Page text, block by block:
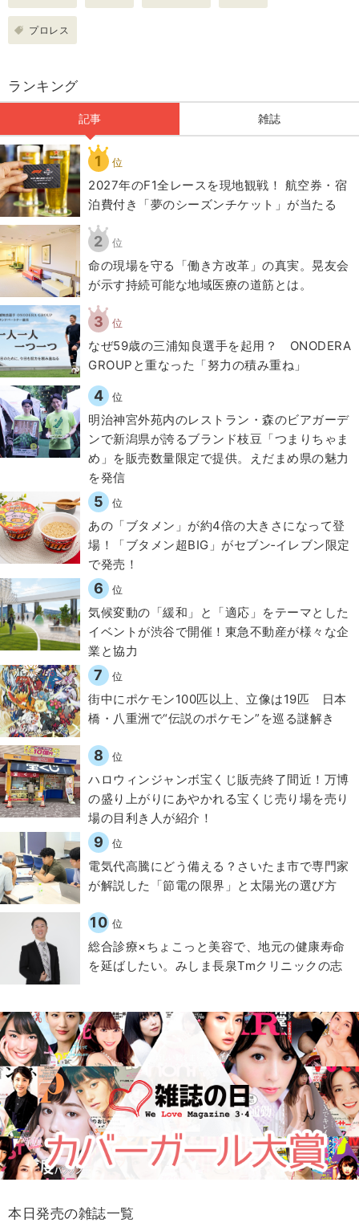
プロレス
ランキング
記事 雑誌
1 位
2027年のF1全レースを現地観戦！ 航空券・宿
泊費付き「夢のシーズンチケット」が当たる
2 位
​命の現場を守る「働き方改革」の真実。晃友会
が示す持続可能な地域医療の道筋とは。
3 位
なぜ59歳の三浦知良選手を起用？ ONODERA
GROUPと重なった「努力の積み重ね」
4 位
明治神宮外苑内のレストラン・森のビアガーデ
ンで新潟県が誇るブランド枝豆「つまりちゃま
め」を販売数量限定で提供。えだまめ県の魅力
を発信
5 位
あの「ブタメン」が約4倍の大きさになって登
場！「ブタメン超BIG」がセブン‐イレブン限定
で発売！
6 位
気候変動の「緩和」と「適応」をテーマとした
イベントが渋谷で開催！東急不動産が様々な企
業と協力
7 位
街中にポケモン100匹以上、立像は19匹 日本
橋・八重洲で“伝説のポケモン”を巡る謎解き
8 位
ハロウィンジャンボ宝くじ販売終了間近！万博
の盛り上がりにあやかれる宝くじ売り場を売り
場の目利き人が紹介！
9 位
電気代高騰にどう備える？さいたま市で専門家
が解説した「節電の限界」と太陽光の選び方
10 位
総合診療×ちょこっと美容で、地元の健康寿命
を延ばしたい。みしま長泉Tmクリニックの志
本日発売の雑誌一覧